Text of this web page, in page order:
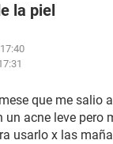
la piel
que me salio
acne leve pero
usarlo x las